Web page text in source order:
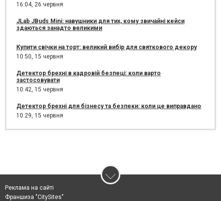
16:04, 26 червня
JLab JBuds Mini: навушники для тих, кому звичайні кейси
здаються занадто великими
Купити свічки на торт: великий вибір для святкового декору
10:50, 15 червня
Детектор брехні в кадровій безпеці: коли варто
застосовувати
10:42, 15 червня
Детектор брехні для бізнесу та безпеки: коли це виправдано
10:29, 15 червня
Реклама на сайті
Франшиза "CitySites"